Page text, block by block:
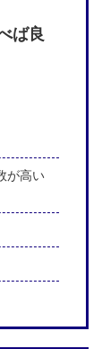
ば良
が高い